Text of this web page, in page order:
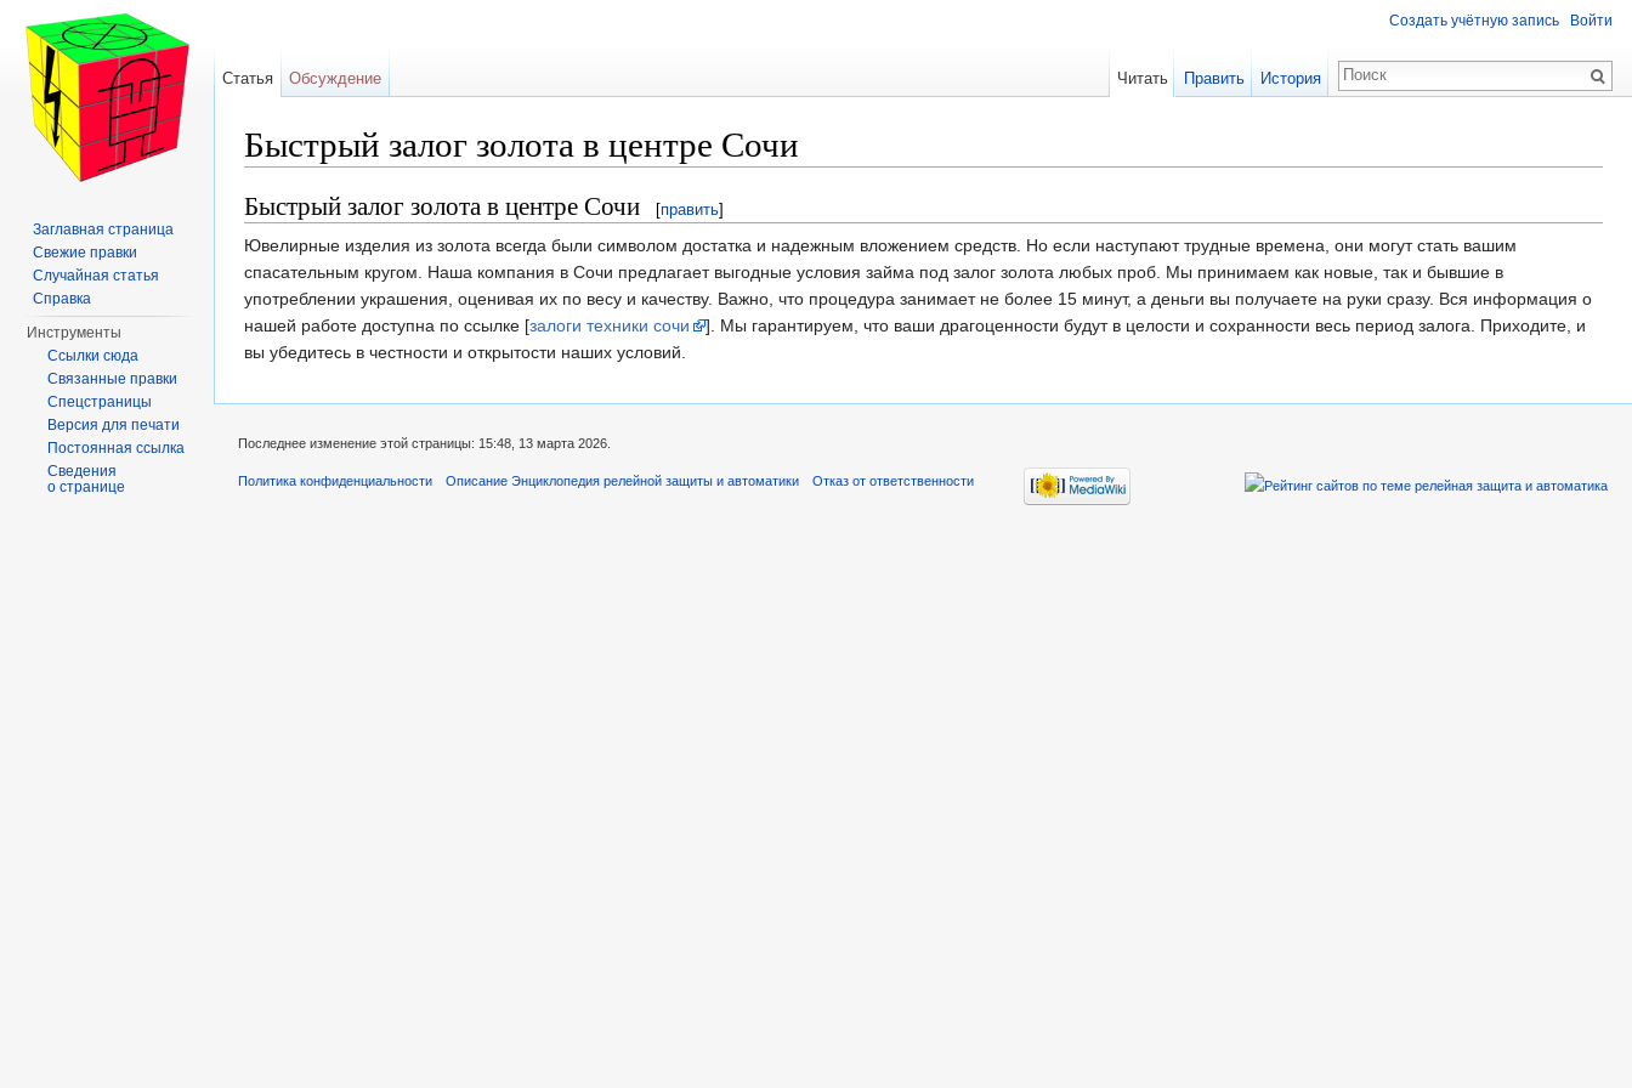
Быстрый залог золота в центре Сочи
Быстрый залог золота в центре Сочи [править]
Ювелирные изделия из золота всегда были символом достатка и надежным вложением средств. Но если наступают трудные времена, они могут стать вашим
спасательным кругом. Наша компания в Сочи предлагает выгодные условия займа под залог золота любых проб. Мы принимаем как новые, так и бывшие в
употреблении украшения, оценивая их по весу и качеству. Важно, что процедура занимает не более 15 минут, а деньги вы получаете на руки сразу. Вся информация о
нашей работе доступна по ссылке [залоги техники сочи
]. Мы гарантируем, что ваши драгоценности будут в целости и сохранности весь период залога. Приходите, и
вы убедитесь в честности и открытости наших условий.
Создать учётную запись Войти
Статья Обсуждение Читать Править История
Заглавная страница
Свежие правки
Случайная статья
Справка
Инструменты
Ссылки сюда
Связанные правки
Спецстраницы
Версия для печати
Постоянная ссылка
Сведения
о странице
Последнее изменение этой страницы: 15:48, 13 марта 2026.
Политика конфиденциальности Описание Энциклопедия релейной защиты и автоматики Отказ от ответственности